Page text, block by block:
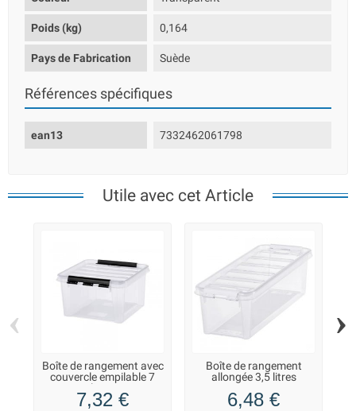
Poids (kg) 0,164
Pays de Fabrication Suède
Références spécifiques
ean13 7332462061798
Utile avec cet Article
Boîte de rangement avec
couvercle empilable 7
litres
7,32 €
Boîte de rangement
allongée 3,5 litres
6,48 €
‹ ›